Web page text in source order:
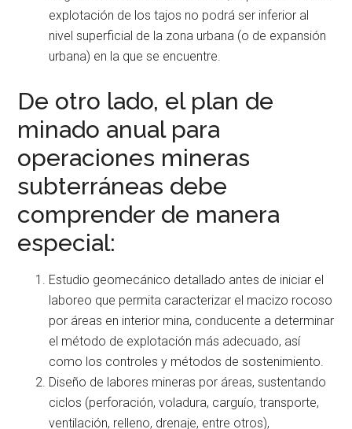
explotación de los tajos no podrá ser inferior al
nivel superficial de la zona urbana (o de expansión
urbana) en la que se encuentre.
De otro lado, el plan de
minado anual para
operaciones mineras
subterráneas debe
comprender de manera
especial:
Estudio geomecánico detallado antes de iniciar el
laboreo que permita caracterizar el macizo rocoso
por áreas en interior mina, conducente a determinar
el método de explotación más adecuado, así
como los controles y métodos de sostenimiento.
Diseño de labores mineras por áreas, sustentando
ciclos (perforación, voladura, carguío, transporte,
ventilación, relleno, drenaje, entre otros),